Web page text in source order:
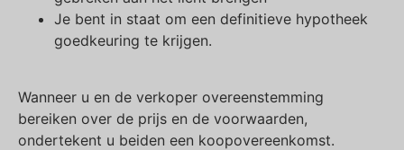
Je bent in staat om een definitieve hypotheek
goedkeuring te krijgen.
Wanneer u en de verkoper overeenstemming
bereiken over de prijs en de voorwaarden,
ondertekent u beiden een koopovereenkomst.